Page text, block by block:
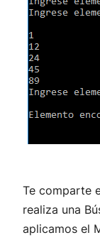
Te comparte
realiza una
aplicamos el